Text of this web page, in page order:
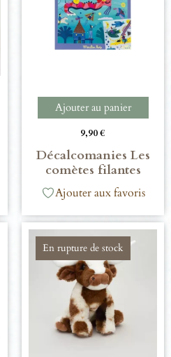
Ajouter au panier
9,90€
Décalcomanies Les
comètes filantes
Ajouter aux favoris
En rupture de stock